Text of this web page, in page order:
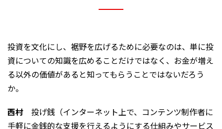
投資を文化にし、裾野を広げるために必要なのは、単に投
資についての知識を広めることだけではなく、お金が増え
る以外の価値があると知ってもらうことではないだろう
か。
西村 投げ銭（インターネット上で、コンテンツ制作者に
手軽に金銭的な支援を行えるようにする仕組みやサービス